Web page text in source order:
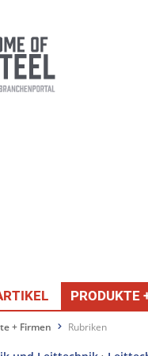
PRODUKTE
+ Firmen Rubriken